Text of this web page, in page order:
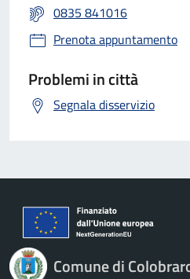
0835 841016
Prenota appuntamento
Problemi in città
Segnala disservizio
Comune di